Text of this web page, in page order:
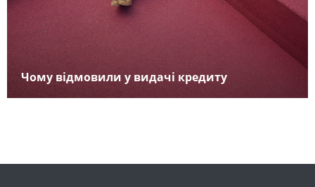
Чому відмовили у видачі кредиту